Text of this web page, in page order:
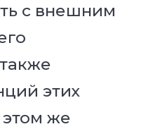
с внешним
этих
же